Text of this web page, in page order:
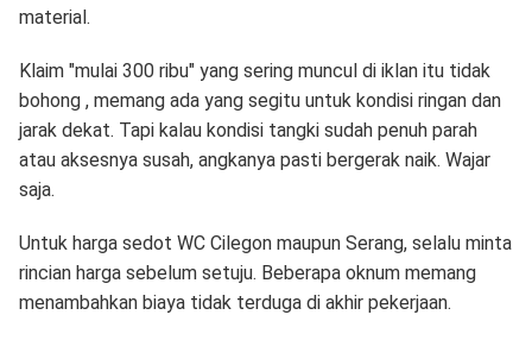
material.
Klaim "mulai 300 ribu" yang sering muncul di iklan itu tidak
bohong , memang ada yang segitu untuk kondisi ringan dan
jarak dekat. Tapi kalau kondisi tangki sudah penuh parah
atau aksesnya susah, angkanya pasti bergerak naik. Wajar
saja.
Untuk harga sedot WC Cilegon maupun Serang, selalu minta
rincian harga sebelum setuju. Beberapa oknum memang
menambahkan biaya tidak terduga di akhir pekerjaan.